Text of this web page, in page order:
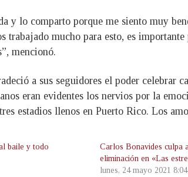
y lo comparto porque me siento muy
trabajado mucho para esto, es
mencionó.
a sus seguidores el poder celebrar
eran evidentes los nervios por la
estadios llenos en Puerto Rico. Los
baile y todo
Carlos Bonavides culpa
eliminación en «Las
lunes, 24 mayo 2021